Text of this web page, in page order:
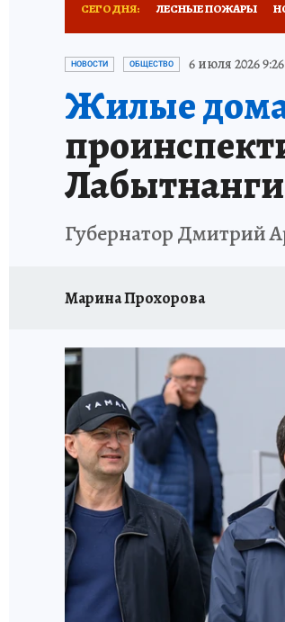
СЕГОДНЯ: ЛЕСНЫЕ ПОЖАРЫ
ПРОИСШЕСТВИЯ
НОВОСТИ ОБЩЕСТВО 6 июля 2026 9:26
Жилые
Лабытнанги
Губернатор Дмитрий
Марина Прохорова